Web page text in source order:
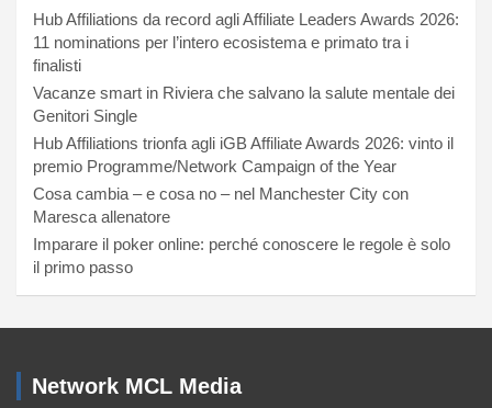
Hub Affiliations da record agli Affiliate Leaders Awards 2026:
11 nominations per l’intero ecosistema e primato tra i
finalisti
Vacanze smart in Riviera che salvano la salute mentale dei
Genitori Single
Hub Affiliations trionfa agli iGB Affiliate Awards 2026: vinto il
premio Programme/Network Campaign of the Year
Cosa cambia – e cosa no – nel Manchester City con
Maresca allenatore
Imparare il poker online: perché conoscere le regole è solo
il primo passo
Network MCL Media